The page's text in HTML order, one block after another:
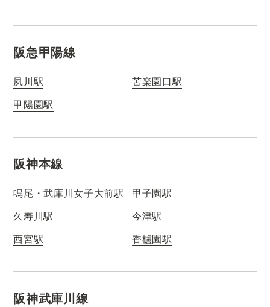
阪急甲陽線
夙川駅
苦楽園口駅
甲陽園駅
阪神本線
鳴尾・武庫川女子大前駅
甲子園駅
久寿川駅
今津駅
西宮駅
香櫨園駅
阪神武庫川線